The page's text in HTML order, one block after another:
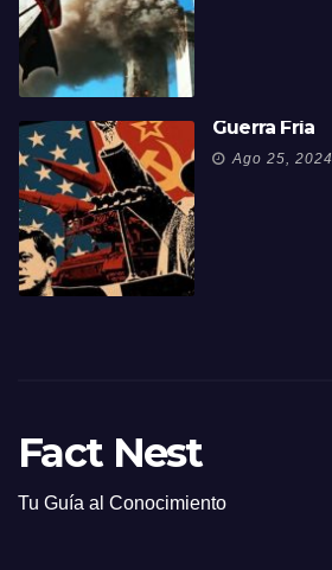
Guerra Fría
Ago 25, 2024
Fact Nest
Tu Guía al Conocimiento